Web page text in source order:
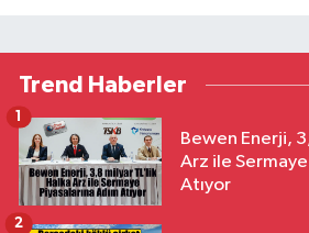
Trend Haberler
Bewen Enerji,
Arz ile Sermaye
Atıyor
1
2